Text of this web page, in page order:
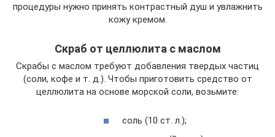
процедуры нужно принять контрастный душ и увлажнить
кожу кремом.
Скраб от целлюлита с маслом
Скрабы с маслом требуют добавления твердых частиц
(соли, кофе и т. д.). Чтобы приготовить средство от
целлюлита на основе морской соли, возьмите:
соль (10 ст. л.);